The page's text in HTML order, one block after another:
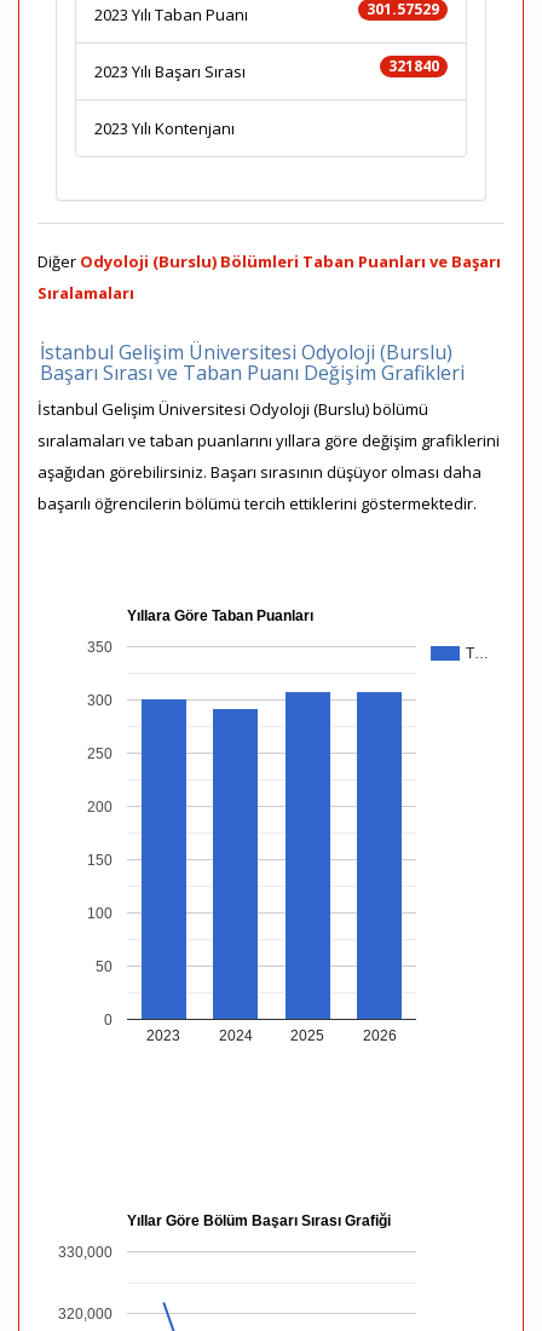
301.57529
2023 Yılı Taban Puanı
321840
2023 Yılı Başarı Sırası
2023 Yılı Kontenjanı
Diğer Odyoloji (Burslu) Bölümleri Taban Puanları ve Başarı
Sıralamaları
İstanbul Gelişim Üniversitesi Odyoloji (Burslu)
Başarı Sırası ve Taban Puanı Değişim Grafikleri
İstanbul Gelişim Üniversitesi Odyoloji (Burslu) bölümü
sıralamaları ve taban puanlarını yıllara göre değişim grafiklerini
aşağıdan görebilirsiniz. Başarı sırasının düşüyor olması daha
başarılı öğrencilerin bölümü tercih ettiklerini göstermektedir.
Yıllara Göre Taban Puanları
T…
2023 2024 2025 2026
0
50
100
150
200
250
300
350
Yıllar Göre Bölüm Başarı Sırası Grafiği
320,000
330,000